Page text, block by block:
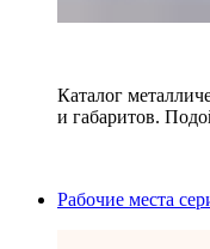
Каталог
и габаритов.
Рабочие места